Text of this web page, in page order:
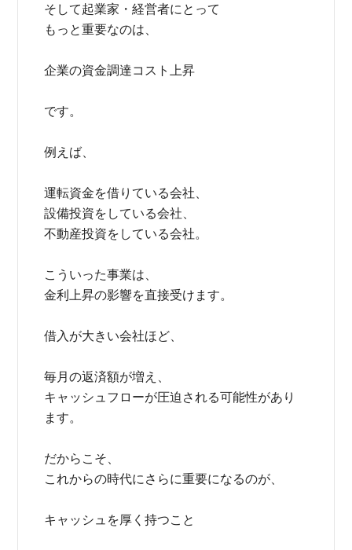
そして起業家・経営者にとって
もっと重要なのは、
企業の資金調達コスト上昇
です。
例えば、
運転資金を借りている会社、
設備投資をしている会社、
不動産投資をしている会社。
こういった事業は、
金利上昇の影響を直接受けます。
借入が大きい会社ほど、
毎月の返済額が増え、
キャッシュフローが圧迫される可能性があり
ます。
だからこそ、
これからの時代にさらに重要になるのが、
キャッシュを厚く持つこと